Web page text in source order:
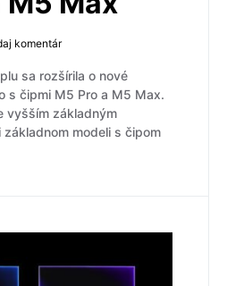
komentár
sa rozšírila o nové
s čipmi M5 Pro a M5 Max.
vyšším základným
modeli s čipom